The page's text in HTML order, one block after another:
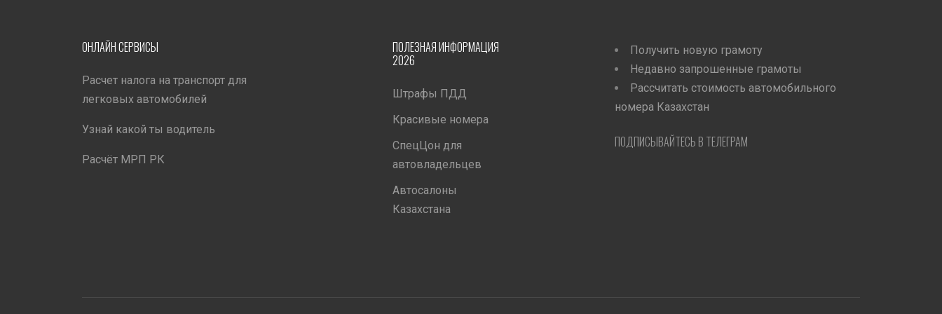
ОНЛАЙН СЕРВИСЫ
Расчет налога на транспорт для
легковых автомобилей
Узнай какой ты водитель
Расчёт МРП РК
ПОЛЕЗНАЯ ИНФОРМАЦИЯ
2026
Штрафы ПДД
Красивые номера
СпецЦон для
автовладельцев
Автосалоны
Казахстана
Получить новую грамоту
Недавно запрошенные грамоты
Рассчитать стоимость автомобильного
номера Казахстан
ПОДПИСЫВАЙТЕСЬ В ТЕЛЕГРАМ